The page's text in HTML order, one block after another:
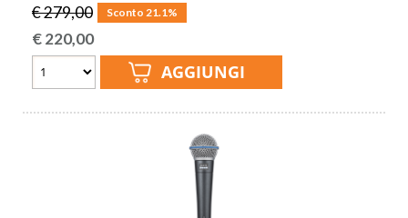
€ 279,00 Sconto 21.1%
€220,00